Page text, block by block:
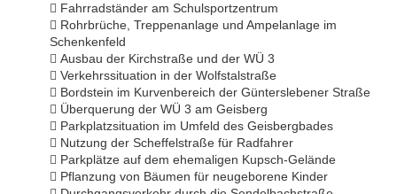
 Fahrradständer am Schulsportzentrum
 Rohrbrüche, Treppenanlage und Ampelanlage im
Schenkenfeld
 Ausbau der Kirchstraße und der WÜ 3
 Verkehrssituation in der Wolfstalstraße
 Bordstein im Kurvenbereich der Günterslebener Straße
 Überquerung der WÜ 3 am Geisberg
 Parkplatzsituation im Umfeld des Geisbergbades
 Nutzung der Scheffelstraße für Radfahrer
 Parkplätze auf dem ehemaligen Kupsch-Gelände
 Pflanzung von Bäumen für neugeborene Kinder